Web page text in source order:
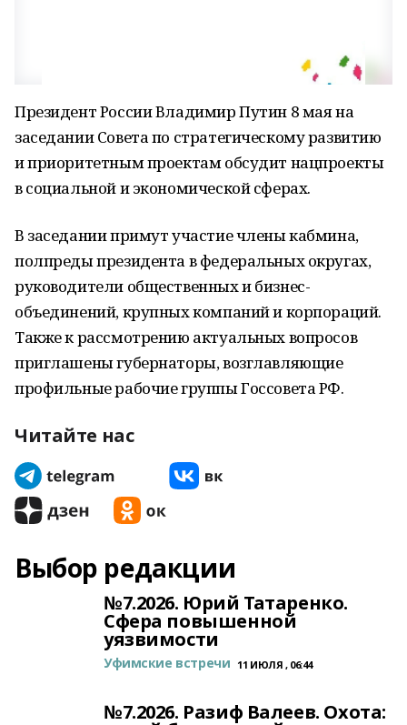
Президент России Владимир Путин 8 мая на
заседании Совета по стратегическому развитию
и приоритетным проектам обсудит нацпроекты
в социальной и экономической сферах.
В заседании примут участие члены кабмина,
полпреды президента в федеральных округах,
руководители общественных и бизнес-
объединений, крупных компаний и корпораций.
Также к рассмотрению актуальных вопросов
приглашены губернаторы, возглавляющие
профильные рабочие группы Госсовета РФ.
Читайте нас
Выбор редакции
№7.2026. Юрий Татаренко.
Сфера повышенной
уязвимости
Уфимские встречи 11 ИЮЛЯ , 06:44
№7.2026. Разиф Валеев. Охота: